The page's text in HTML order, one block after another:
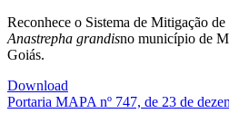
Reconhece o Sistema de Mitigação de
Anastrepha grandisno município de
Goiás.
Download
Portaria MAPA nº 747, de 23 de